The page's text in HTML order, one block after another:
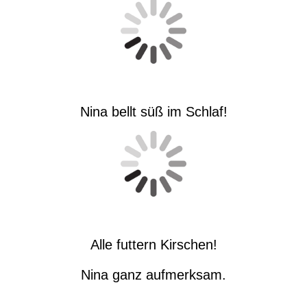
Nina bellt süß im Schlaf!
Alle futtern Kirschen!
Nina ganz aufmerksam.